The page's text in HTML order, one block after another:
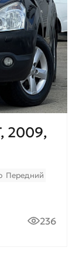
2009,
Передний
236